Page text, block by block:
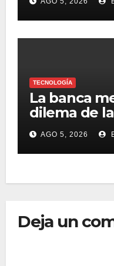
TECNOLOGÍA
La banca
dilema de
rápido sin
AGO 5, 2026
Deja un